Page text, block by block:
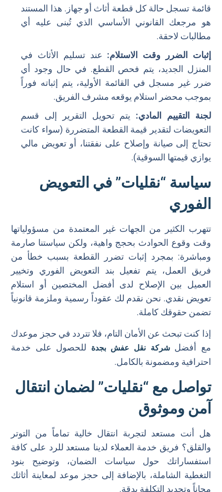
قائمة تسجل حالة كل قطعة أثاث أو جهاز. هذا المستند
هو مرجعك القانوني الأساسي الذي تُبنى عليه أي
مطالبات لاحقة.
إثبات الضرر وقت الاستلام: عند تسليم الأثاث في
المنزل الجديد، يتم فحص القطع. في حال وجود أي
ضرر غير مسجل في القائمة الأولية، يتم إثباته فوراً
بموجب محضر استلام يوقعه مشرف الفريق.
لجنة التقييم المادي: يتم تحويل التقرير إلى قسم
التعويضات لتقدير قيمة القطعة المتضررة (سواء كانت
تحتاج إلى صيانة وإصلاح على نفقتنا، أو تعويض مالي
يوازي قيمتها السوقية).
سياسة “نقليات” في التعويض
الفوري
تتهرب الكثير من الجهات غير المعتمدة من مسؤولياتها
وقت وقوع الحوادث بحجج واهية، ولكن سياستنا صارمة
ومباشرة: بمجرد إثبات تضرر القطعة بسبب خطأ من
فريق العمل، يتم تفعيل بند التعويض الفوري وتخيير
العميل بين الإصلاح لدى أفضل المختصين أو استلام
تعويض نقدي. نحن نقدم لك عقوداً رسمية وملزمة قانونياً
تضمن حقوقك كاملة.
إذا كنت تبحث عن الأمان التام، فلا تتردد في حجز موعدك
مع أفضل شركة نقل عفش بجدة
للحصول على خدمة
احترافية ومضمونة بالكامل.
تواصل مع “نقليات” لضمان انتقال
آمن وموثوق
هل أنت مستعد لتجربة انتقال خالية تماماً من التوتر
والقلق؟ فريق خدمة العملاء لدينا مستعد للرد على كافة
استفساراتك حول سياسات الضمان، وتوضيح بنود
التغطية الشاملة، بالإضافة إلى حجز موعد لمعاينة أثاثك
مجاناً وتحديد التكلفة بدقة.